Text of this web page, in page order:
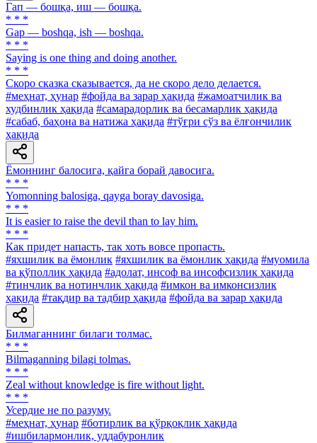
Гап — бошқа, иш — бошқа.
* * *
Gap — boshqa, ish — boshqa.
* * *
Saying is one thing and doing another.
* * *
Скоро сказка сказывается, да не скоро дело делается.
#меҳнат, ҳунар #фойда ва зарар ҳақида #жамоатчилик ва
худбинлик ҳақида #самарадорлик ва бесамарлик ҳақида
#сабаб, баҳона ва натижа ҳақида #тўғри сўз ва ёлғончилик
ҳақида
Ёмоннинг балосига, қайга борай давосига.
* * *
Yomonning balosiga, qayga boray davosiga.
* * *
It is easier to raise the devil than to lay him.
* * *
Как придет напасть, так хоть вовсе пропасть.
#яхшилик ва ёмонлик #яхшилик ва ёмонлик ҳақида #муомила
ва қўполлик ҳақида #адолат, инсоф ва инсофсизлик ҳақида
#тинчлик ва нотинчлик ҳақида #имкон ва имконсизлик
ҳақида #тақдир ва тадбир ҳақида #фойда ва зарар ҳақида
Билмаганнинг билаги толмас.
* * *
Bilmaganning bilagi tolmas.
* * *
Zeal without knowledge is fire without light.
* * *
Усердие не по разуму.
#меҳнат, ҳунар #ботирлик ва қўрқоқлик ҳақида
#ишбилармонлик, уддабуронлик